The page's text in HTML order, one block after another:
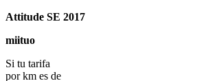
Attitude SE 2017
miituo
Si tu tarifa
por km es de